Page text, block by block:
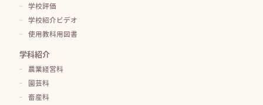
学校評価
学校紹介ビデオ
使用教科用図書
学科紹介
農業経営科
園芸科
畜産科